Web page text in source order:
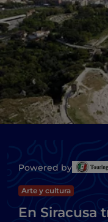
Powered by
Arte y cultura
En Siracusa